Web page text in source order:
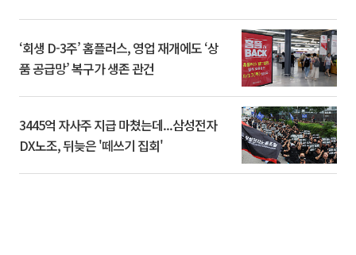
‘회생 D-3주’ 홈플러스, 영업 재개에도 ‘상
품 공급망’ 복구가 생존 관건
3445억 자사주 지급 마쳤는데...삼성전자
DX노조, 뒤늦은 '떼쓰기 집회'